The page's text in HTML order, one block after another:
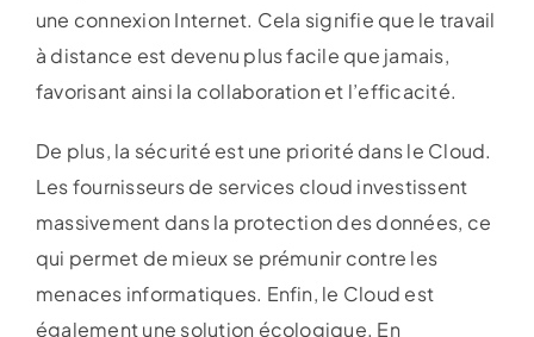
une connexion Internet. Cela signifie que le travail
à distance est devenu plus facile que jamais,
favorisant ainsi la collaboration et l’efficacité.
De plus, la sécurité est une priorité dans le Cloud.
Les fournisseurs de services cloud investissent
massivement dans la protection des données, ce
qui permet de mieux se prémunir contre les
menaces informatiques. Enfin, le Cloud est
également une solution écologique. En